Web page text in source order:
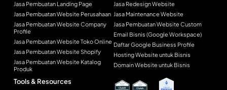
Jasa Pembuatan Landing Page
Jasa Pembuatan Website Perusahaan
Jasa Pembuatan Website Company
Profile
Jasa Pembuatan Website Toko Online
Jasa Pembuatan Website Shopify
Jasa Pembuatan Website Katalog
Produk
Jasa Redesign Website
Jasa Maintenance Website
Jasa Pembuatan Website Custom
Email Bisnis (Google Workspace)
Daftar Google Business Profile
Hosting Website untuk Bisnis
Domain Website untuk Bisnis
Tools & Resources